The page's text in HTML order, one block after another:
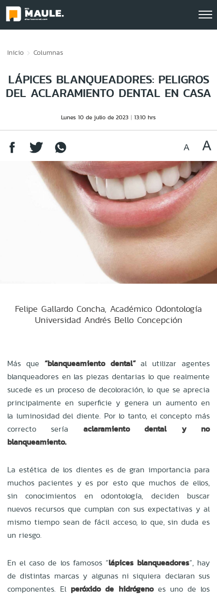
Inicio Columnas
LÁPICES BLANQUEADORES: PELIGROS
DEL ACLARAMIENTO DENTAL EN CASA
Lunes 10 de julio de 2023 13:10 hrs
Felipe Gallardo Concha, Académico Odontología
Universidad Andrés Bello Concepción
Más que “blanqueamiento dental”al utilizar agentes
blanqueadores en las piezas dentarias lo que realmente
sucede es un proceso de decoloración, lo que se aprecia
principalmente en superficie y genera un aumento en
la luminosidad del diente. Por lo tanto, el concepto más
correcto sería aclaramiento dental y no
blanqueamiento.
La estética de los dientes es de gran importancia para
muchos pacientes y es por esto que muchos de ellos,
sin conocimientos en odontología, deciden buscar
nuevos recursos que cumplan con sus expectativas y al
mismo tiempo sean de fácil acceso, lo que, sin duda es
un riesgo.
En el caso de los famosos “lápices blanqueadores”, hay
de distintas marcas y algunas ni siquiera declaran sus
componentes. El peróxido de hidrógenoes uno de los